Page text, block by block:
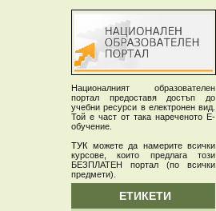
Националният образователен
портал предоставя достъп до
учебни ресурси в електронен вид.
Той е част от така нареченото Е-
обучение.
ТУКможете да намерите всички
курсове, които предлага този
БЕЗПЛАТЕН портал (по всички
предмети).
ЕТИКЕТИ